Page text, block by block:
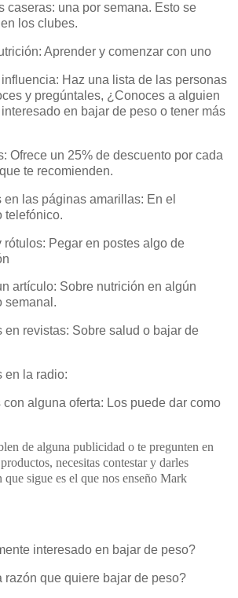
caseras: una por semana. Esto se
los clubes.
Aprender y comenzar con uno
Haz una lista de las personas
y pregúntales, ¿Conoces a alguien
en bajar de peso o tener más
Ofrece un 25% de descuento por cada
te recomienden.
en las páginas amarillas: En el
telefónico.
rótulos: Pegar en postes algo de
artículo: Sobre nutrición en algún
semanal.
en revistas: Sobre salud o bajar de
en la radio:
con alguna oferta: Los puede dar como
de alguna publicidad o te pregunten en
necesitas contestar y darles
sigue es el que nos enseño Mark
interesado en bajar de peso?
razón que quiere bajar de peso?